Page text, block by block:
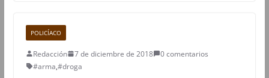
POLICÍACO
Redacción 7 de diciembre de 2018
0 comentarios
#arma,#droga